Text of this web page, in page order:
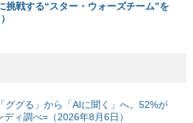
挑戦する“スター・ウォーズチーム”を
ググる」から「AIに聞く」へ。52%が
ィ調べ=（2026年8月6日）